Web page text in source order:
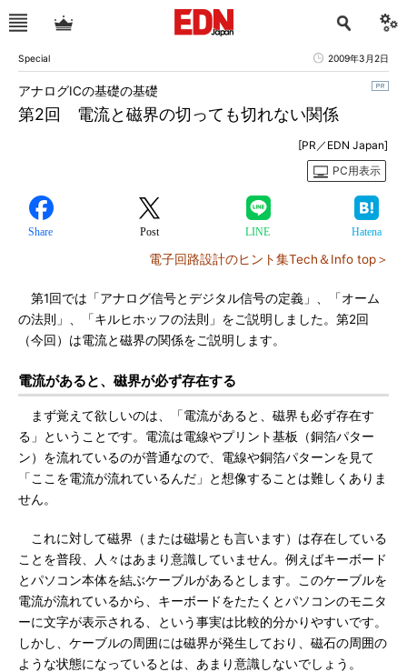
Special 2009年3月2日
第2回 電流と磁界の切っても切れない関係
アナログICの基礎の基礎
[PR／EDN Japan]
PC用表示
Share Post LINE Hatena
電子回路設計のヒント集Tech＆Info top＞
第1回では「アナログ信号とデジタル信号の定義」、「オーム
の法則」、「キルヒホッフの法則」をご説明しました。第2回
（今回）は電流と磁界の関係をご説明します。
電流があると、磁界が必ず存在する
まず覚えて欲しいのは、「電流があると、磁界も必ず存在す
る」ということです。電流は電線やプリント基板（銅箔パター
ン）を流れているのが普通なので、電線や銅箔パターンを見て
「ここを電流が流れているんだ」と想像することは難しくありま
せん。
これに対して磁界（または磁場とも言います）は存在している
ことを普段、人々はあまり意識していません。例えばキーボード
とパソコン本体を結ぶケーブルがあるとします。このケーブルを
電流が流れているから、キーボードをたたくとパソコンのモニタ
ーに文字が表示される、という事実は比較的分かりやすいです。
しかし、ケーブルの周囲には磁界が発生しており、磁石の周囲の
ような状態になっているとは、あまり意識しないでしょう。